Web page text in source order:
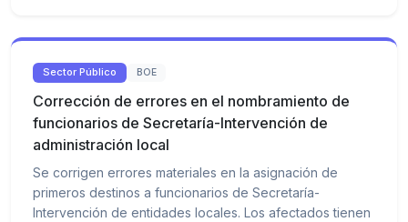
Sector Público BOE
Corrección de errores en el nombramiento de
funcionarios de Secretaría-Intervención de
administración local
Se corrigen errores materiales en la asignación de
primeros destinos a funcionarios de Secretaría-
Intervención de entidades locales. Los afectados tienen